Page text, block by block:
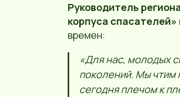
Руководитель
корпуса
времен:
«Для нас, молодых
поколений. Мы чтим
сегодня плечом к